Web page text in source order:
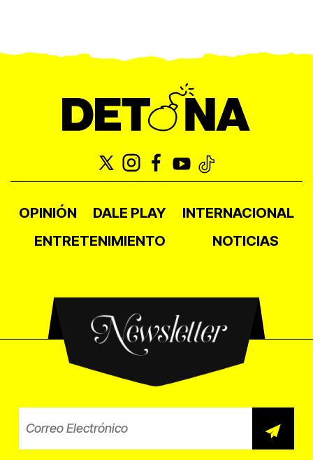
OPINIÓN DALE PLAY
INTERNACIONAL
ENTRETENIMIENTO
NOTICIAS
Newsletter